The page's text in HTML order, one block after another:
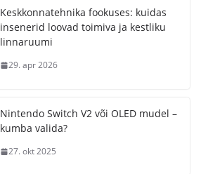
Keskkonnatehnika fookuses: kuidas
insenerid loovad toimiva ja kestliku
linnaruumi
29. apr 2026
Nintendo Switch V2 või OLED mudel –
kumba valida?
27. okt 2025